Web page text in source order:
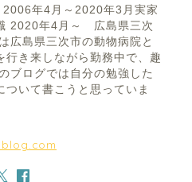
年4月～2020年3月実家
2020年4月～ 広島県三次
広島県三次市の動物病院と
行き来しながら勤務中で、趣
ブログでは自分の勉強した
ついて書こうと思っていま